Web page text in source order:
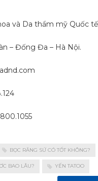
và Da thẩm mỹ Quốc
– Đống Đa – Hà Nội.
BỌC RĂNG SỨ CÓ TỐT KHÔNG?
BAO LÂU? YẾN TATOO